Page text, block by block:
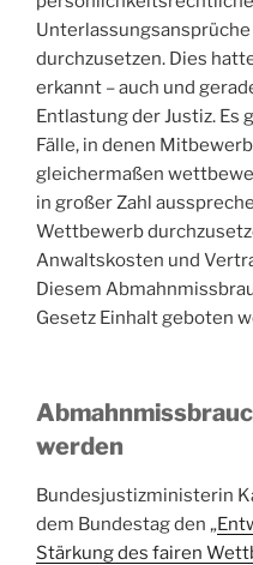
durchzusetzen. Dies
erkannt – auch und
Entlastung der Justiz.
Fälle, in denen
gleichermaßen
in großer Zahl
Wettbewerb
Anwaltskosten und
Diesem
Gesetz Einhalt geboten
werden
Bundesjustizministerin
dem Bundestag den „
Stärkung des fairen